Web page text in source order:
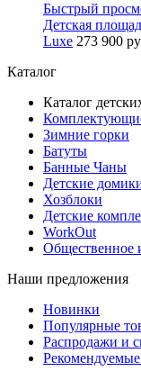
Быстрый
Детская
Luxe 273 900
Каталог
Каталог
Зимние горки
Батуты
Банные Чаны
Детские
Хозблоки
Детские
WorkOut
Общественное
Наши предложения
Новинки
Популярные
Распродажи и